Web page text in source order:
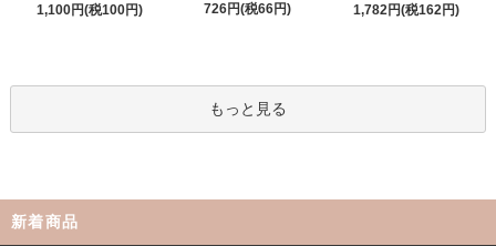
1,100円(税100円)
726円(税66円)
1,782円(税162円)
もっと見る
新着商品